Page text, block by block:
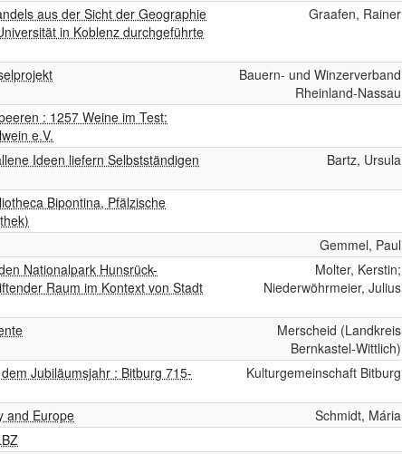
aus der Sicht der Geographie
in Koblenz durchgeführte
Graafen, Rainer
Bauern- und Winzerverband
Rheinland-Nassau
: 1257 Weine im Test:
e.V.
Ideen liefern Selbstständigen
Bartz, Ursula
Bipontina, Pfälzische
Gemmel, Paul
Nationalpark Hunsrück-
Raum im Kontext von Stadt
Molter, Kerstin;
Niederwöhrmeier, Julius
Merscheid (Landkreis
Bernkastel-Wittlich)
Jubiläumsjahr : Bitburg 715-
Kulturgemeinschaft Bitburg
and Europe Schmidt, Mária